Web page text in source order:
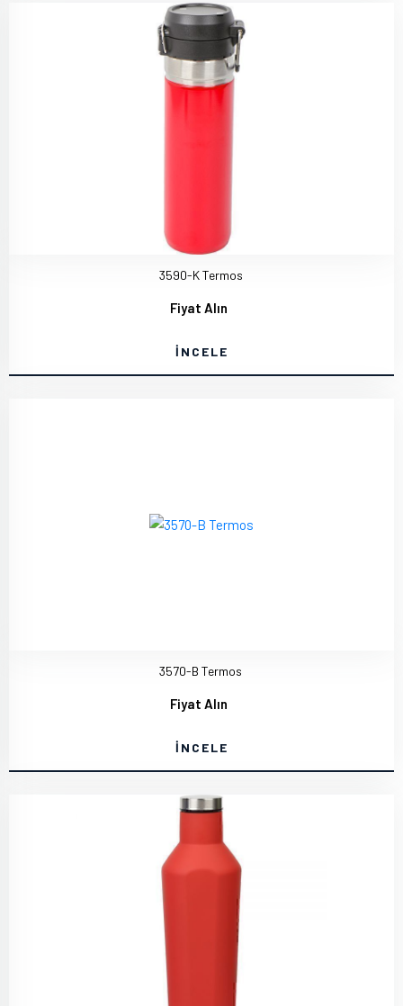
3590-K Termos
Fiyat Alın
İNCELE
3570-B Termos
Fiyat Alın
İNCELE